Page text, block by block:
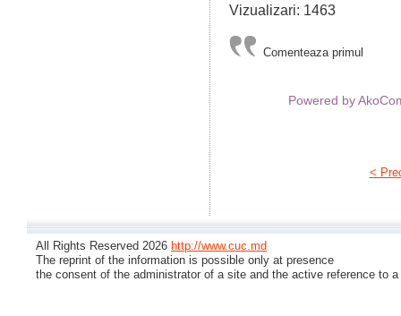
Vizualizari: 1463
Comenteaza primul
Powered by
<
All Rights Reserved 2026 http://www.cuc.md
The reprint of the information is possible only at presence
the consent of the administrator of a site and the active reference to